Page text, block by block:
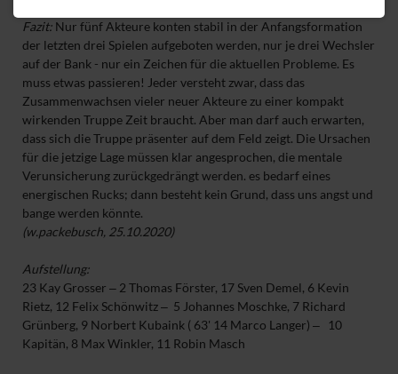
Fazit:Nur fünf Akteure konten stabil in der Anfangsformation
der letzten drei Spielen aufgeboten werden, nur je drei Wechsler
auf der Bank - nur ein Zeichen für die aktuellen Probleme. Es
muss etwas passieren! Jeder versteht zwar, dass das
Zusammenwachsen vieler neuer Akteure zu einer kompakt
wirkenden Truppe Zeit braucht. Aber man darf auch erwarten,
dass sich die Truppe präsenter auf dem Feld zeigt. Die Ursachen
für die jetzige Lage müssen klar angesprochen, die mentale
Verunsicherung zurückgedrängt werden. es bedarf eines
energischen Rucks; dann besteht kein Grund, dass uns angst und
bange werden könnte.
(w.packebusch, 25.10.2020)
Aufstellung:
23 Kay Grosser ‒ 2 Thomas Förster, 17 Sven Demel, 6 Kevin
Rietz, 12 Felix Schönwitz ‒ 5 Johannes Moschke, 7 Richard
Grünberg, 9 Norbert Kubaink ( 63' 14 Marco Langer) ‒ 10
Kapitän, 8 Max Winkler, 11 Robin Masch